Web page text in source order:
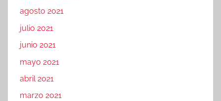
agosto 2021
julio 2021
junio 2021
mayo 2021
abril 2021
marzo 2021